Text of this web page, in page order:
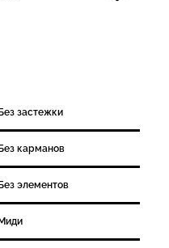
Без застежки
Без карманов
Без элементов
Миди